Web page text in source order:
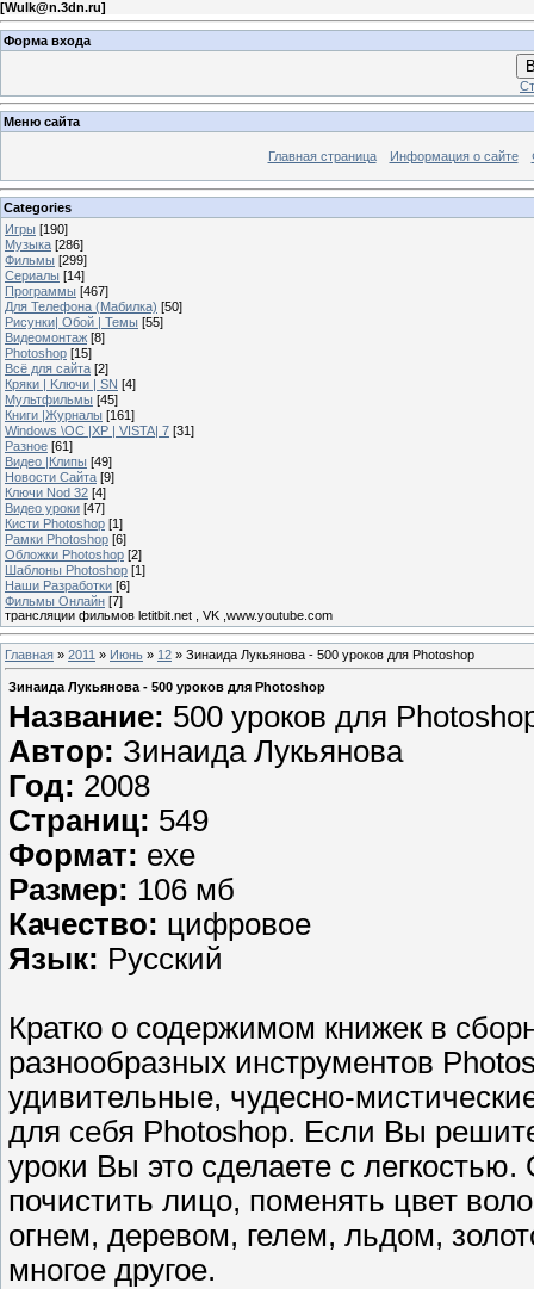
[Wulk@n.3dn.ru]
Форма входа
Меню сайта
Главная страница Информация о сайте
Categories
Игры [190]
Музыка [286]
Фильмы [299]
Сериалы [14]
Программы [467]
Для Телефона (Мабилка) [50]
Рисунки| Обой | Темы [55]
Видеомонтаж [8]
Photoshop [15]
Всё для сайта [2]
Кряки | Kлючи | SN [4]
Мультфильмы [45]
Книги |Журналы [161]
Windows \OC |XP | VISTA| 7 [31]
Разное [61]
Видео |Клипы [49]
Новости Сайта [9]
Ключи Nod 32 [4]
Видео уроки [47]
Кисти Photoshop [1]
Рамки Photoshop [6]
Обложки Photoshop [2]
Шаблоны Photoshop [1]
Наши Разработки [6]
Фильмы Онлайн [7]
трансляции фильмов letitbit.net , VK ,www.youtube.com
Главная » 2011 » Июнь » 12 » Зинаида Лукьянова - 500 уроков для Photoshop
Зинаида Лукьянова - 500 уроков для Photoshop
Название: 500 уроков для
Автор: Зинаида Лукьянова
Год: 2008
Страниц: 549
Формат: exe
Размер: 106 мб
Качество: цифровое
Язык: Русский
Кратко о содержимом книжек в
разнообразных инструментов
удивительные, чудесно-
для себя Photoshop. Если Вы
уроки Вы это сделаете с
почистить лицо, поменять цвет
огнем, деревом, гелем, льдом,
многое другое.